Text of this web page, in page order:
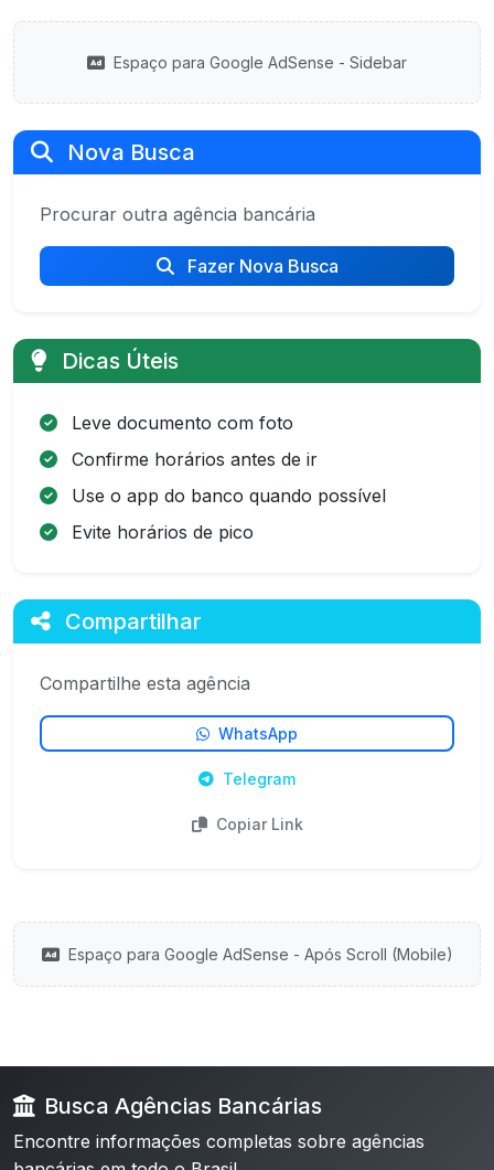
Espaço para Google AdSense - Sidebar
Nova Busca
Procurar outra agência bancária
Fazer Nova Busca
Dicas Úteis
Leve documento com foto
Confirme horários antes de ir
Use o app do banco quando possível
Evite horários de pico
Compartilhar
Compartilhe esta agência
WhatsApp
Telegram
Copiar Link
Espaço para Google AdSense - Após Scroll (Mobile)
Busca Agências Bancárias
Encontre informações completas sobre agências